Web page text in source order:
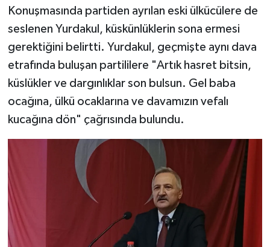
Konuşmasında partiden ayrılan eski ülkücülere de
seslenen Yurdakul, küskünlüklerin sona ermesi
gerektiğini belirtti. Yurdakul, geçmişte aynı dava
etrafında buluşan partililere "Artık hasret bitsin,
küslükler ve dargınlıklar son bulsun. Gel baba
ocağına, ülkü ocaklarına ve davamızın vefalı
kucağına dön" çağrısında bulundu.